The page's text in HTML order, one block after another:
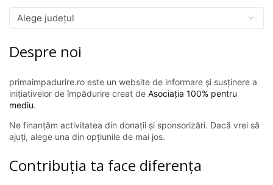
Despre noi
primaimpadurire.ro este un website de informare și susținere a
inițiativelor de împădurire creat de Asociația 100% pentru
mediu.
Ne finanțăm activitatea din donații și sponsorizări. Dacă vrei să
ajuți, alege una din opțiunile de mai jos.
Contribuția ta face diferența